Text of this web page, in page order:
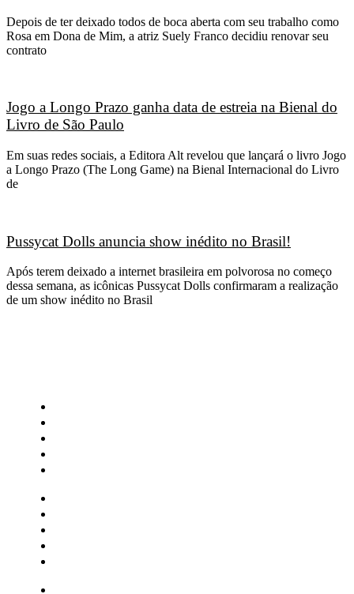
Depois de ter deixado todos de boca aberta com seu trabalho como
Rosa em Dona de Mim, a atriz Suely Franco decidiu renovar seu
contrato
Jogo a Longo Prazo ganha data de estreia na Bienal do
Livro de São Paulo
Em suas redes sociais, a Editora Alt revelou que lançará o livro Jogo
a Longo Prazo (The Long Game) na Bienal Internacional do Livro
de
Pussycat Dolls anuncia show inédito no Brasil!
Após terem deixado a internet brasileira em polvorosa no começo
dessa semana, as icônicas Pussycat Dolls confirmaram a realização
de um show inédito no Brasil